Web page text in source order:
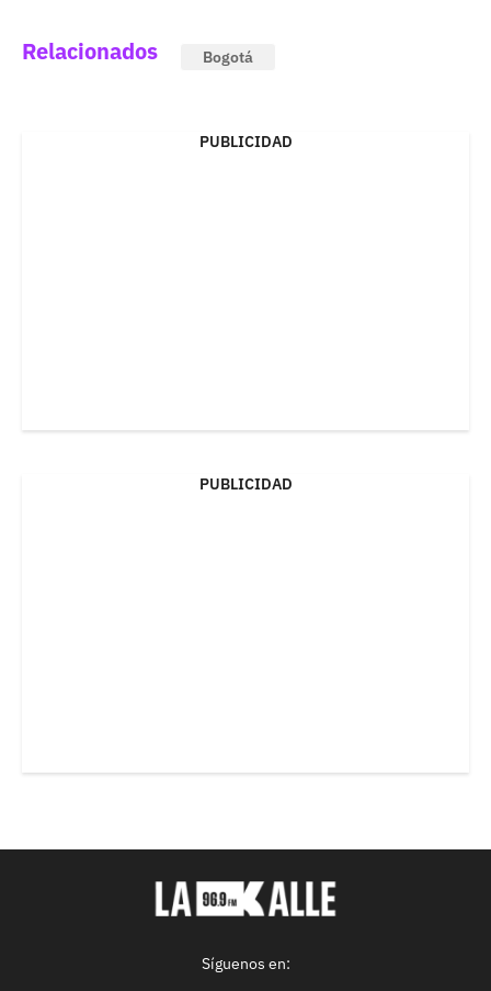
Relacionados Bogotá
PUBLICIDAD
PUBLICIDAD
Síguenos en: